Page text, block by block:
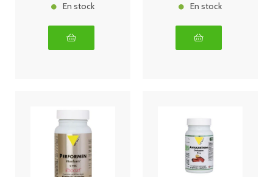
En stock En stock